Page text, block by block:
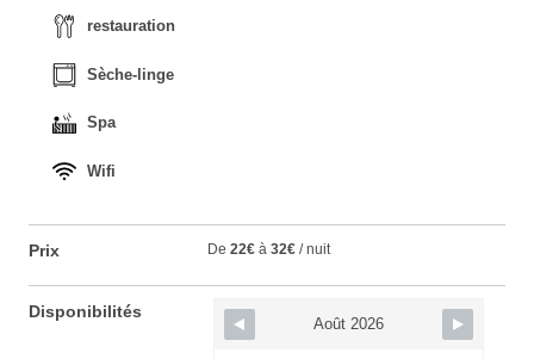
restauration
Sèche-linge
Spa
Wifi
Prix De 22€ à 32€ / nuit
Disponibilités
Août 2026